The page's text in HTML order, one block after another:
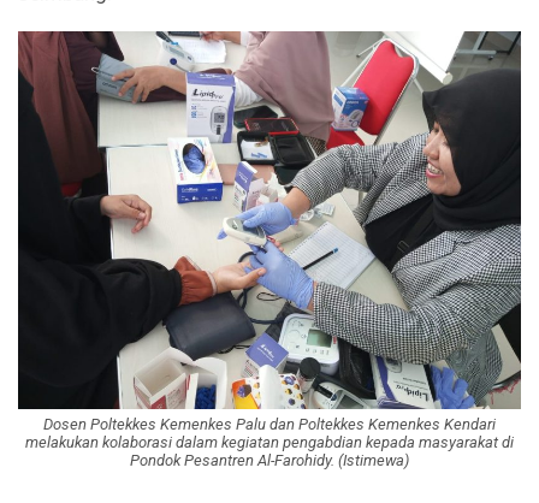
Dosen Poltekkes Kemenkes Palu dan Poltekkes Kemenkes Kendari
melakukan kolaborasi dalam kegiatan pengabdian kepada masyarakat di
Pondok Pesantren Al-Farohidy. (Istimewa)